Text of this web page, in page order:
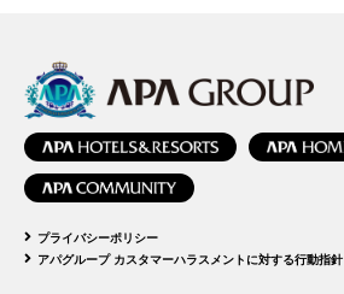
プライバシーポリシー
アパグループ カスタマーハラスメントに対する行動指針